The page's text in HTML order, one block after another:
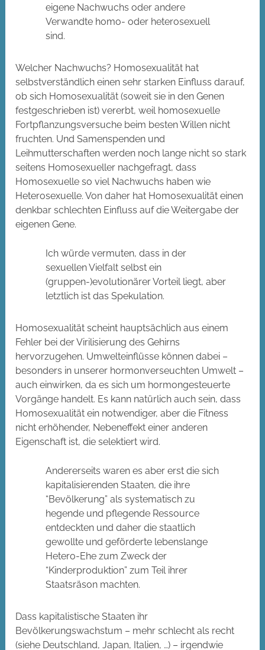
eigene Nachwuchs oder andere
Verwandte homo- oder heterosexuell
sind.
Welcher Nachwuchs? Homosexualität hat
selbstverständlich einen sehr starken Einfluss darauf,
ob sich Homosexualität (soweit sie in den Genen
festgeschrieben ist) vererbt, weil homosexuelle
Fortpflanzungsversuche beim besten Willen nicht
fruchten. Und Samenspenden und
Leihmutterschaften werden noch lange nicht so stark
seitens Homosexueller nachgefragt, dass
Homosexuelle so viel Nachwuchs haben wie
Heterosexuelle. Von daher hat Homosexualität einen
denkbar schlechten Einfluss auf die Weitergabe der
eigenen Gene.
Ich würde vermuten, dass in der
sexuellen Vielfalt selbst ein
(gruppen-)evolutionärer Vorteil liegt, aber
letztlich ist das Spekulation.
Homosexualität scheint hauptsächlich aus einem
Fehler bei der Virilisierung des Gehirns
hervorzugehen. Umwelteinflüsse können dabei –
besonders in unserer hormonverseuchten Umwelt –
auch einwirken, da es sich um hormongesteuerte
Vorgänge handelt. Es kann natürlich auch sein, dass
Homosexualität ein notwendiger, aber die Fitness
nicht erhöhender, Nebeneffekt einer anderen
Eigenschaft ist, die selektiert wird.
Andererseits waren es aber erst die sich
kapitalisierenden Staaten, die ihre
“Bevölkerung” als systematisch zu
hegende und pflegende Ressource
entdeckten und daher die staatlich
gewollte und geförderte lebenslange
Hetero-Ehe zum Zweck der
“Kinderproduktion” zum Teil ihrer
Staatsräson machten.
Dass kapitalistische Staaten ihr
Bevölkerungswachstum – mehr schlecht als recht
(siehe Deutschland, Japan, Italien, …) – irgendwie